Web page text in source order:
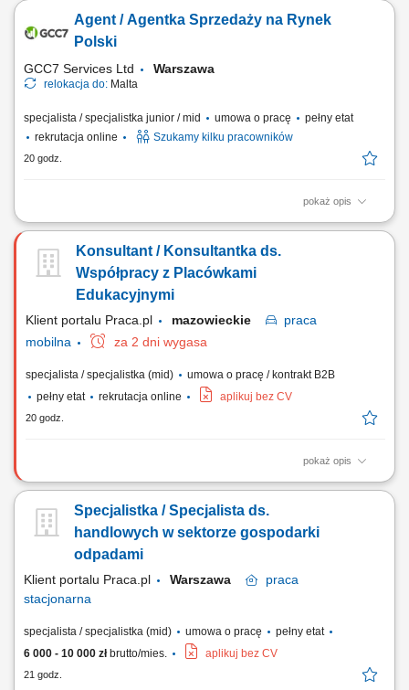
portfolio; Sprzedaż usług związanych z finansami, w tym szkoleń z
zakresu edukacji finansowej; Budowanie relacji długotrwałych z
Agent / Agentka Sprzedaży na Rynek
Polski
GCC7 Services Ltd Warszawa
relokacja do: Malta
specjalista / specjalistka junior / mid umowa o pracę
pełny etat
rekrutacja online
Szukamy kilku pracowników
20 godz.
pokaż opis
ZAKRES OBOWIĄZKÓW: Aktywny kontakt telefoniczny z klientami
finansami, w tym szkoleń z zakresu edukacji finansowej; Budowanie
relacji i pozyskiwanie klientów dla naszych kluczowych Partnerów
Biznesowych. CZEGO WYMAGAMY: Chęć...
Konsultant / Konsultantka ds.
Współpracy z Placówkami
Edukacyjnymi
Klient portalu Praca.pl mazowieckie
praca
mobilna
za 2 dni wygasa
specjalista / specjalistka (mid)
umowa o pracę / kontrakt B2B
pełny etat
rekrutacja online aplikuj bez CV
20 godz.
pokaż opis
Nawiązywanie i utrzymywanie relacji biznesowych z sektorem
informacyjnych, szkoleń i prezentacji produktów edukacyjnych,
Wspieranie szkół w doborze materiałów dydaktycznych, Analiza rynku i
działań konkurencji w branży...
Specjalistka / Specjalista ds.
handlowych w sektorze gospodarki
odpadami
Klient portalu Praca.pl Warszawa
praca
stacjonarna
specjalista / specjalistka (mid) umowa o pracę
pełny etat
6 000 - 10 000 złbrutto/mies. aplikuj bez CV
21 godz.